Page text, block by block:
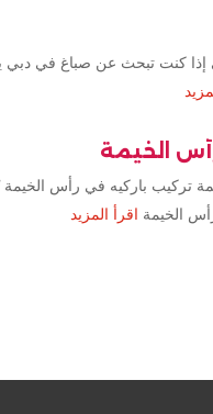
كنت تبحث عن صباغ في دبي
الخيمة
تركيب باركيه في رأس
الخيمة اقرأ المزيد